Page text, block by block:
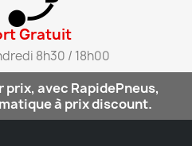
Gratuit​
8h30 / 18h00​
prix, avec RapidePneus,
à prix discount.